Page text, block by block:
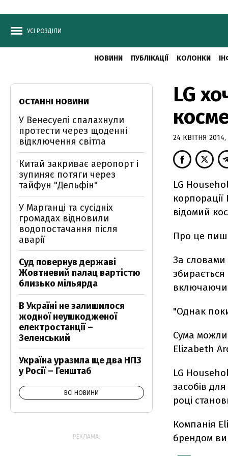
УСІ РОЗДІЛИ
НОВИНИ ПУБЛІКАЦІЇ КОЛОНКИ
LG
24 КВІТНЯ 2014,
LG
відомий
Про це
За словами
"Однак
Сума
Elizabeth
LG
засобів
році
Компанія
брендом
ОСТАННІ НОВИНИ
У Венесуелі спалахнули
протести через щоденні
відключення світла
Китай закриває аеропорт і
зупиняє потяги через
тайфун "Дельфін"
У Марганці та сусідніх
громадах відновили
водопостачання після
аварії
Суд повернув державі
Жовтневий палац вартістю
близько мільярда
В Україні не залишилося
жодної неушкодженої
електростанції –
Зеленський
Україна уразила ще два НПЗ
у Росії – Генштаб
ВСІ НОВИНИ
РЕКЛАМА: